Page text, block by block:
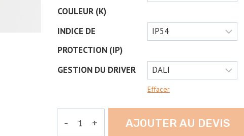
COULEUR (K)
INDICE DE
PROTECTION (IP)
GESTION DU DRIVER
Effacer
AJOUTER AU DEVIS